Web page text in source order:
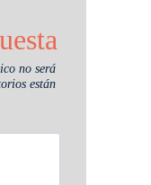
no será
están